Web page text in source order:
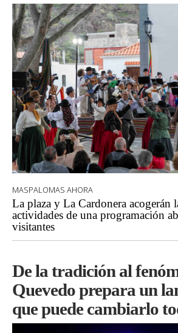
MASPALOMAS AHORA
La plaza y La Cardonera acogerán
actividades de una programación
visitantes
De la tradición al
Quevedo prepara un
que puede cambiarlo